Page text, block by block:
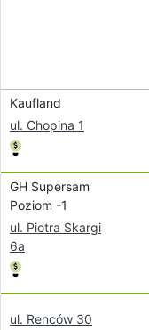
Kaufland
ul. Chopina 1
GH Supersam
Poziom -1
ul. Piotra Skargi
6a
ul. Renców 30